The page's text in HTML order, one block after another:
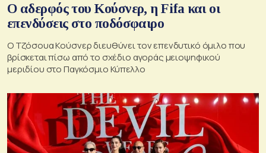
Ο αδερφός του Κούσνερ, η Fifa και οι
επενδύσεις στο ποδόσφαιρο
Ο Τζόσουα Κούσνερ διευθύνει τον επενδυτικό όμιλο που
βρίσκεται πίσω από το σχέδιο αγοράς μειοψηφικού
μεριδίου στο Παγκόσμιο Κύπελλο